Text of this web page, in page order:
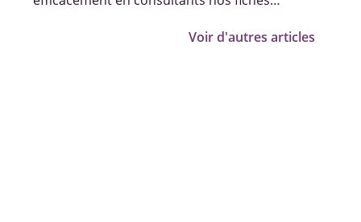
Voir d'autres articles